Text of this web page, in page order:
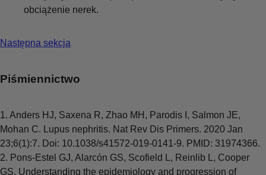
obciążenie nerek.
Następna sekcja
Piśmiennictwo
1. Anders HJ, Saxena R, Zhao MH, Parodis I, Salmon JE,
Mohan C. Lupus nephritis. Nat Rev Dis Primers. 2020 Jan
23;6(1):7. Doi: 10.1038/s41572-019-0141-9. PMID: 31974366.
2. Pons-Estel GJ, Alarcón GS, Scofield L, Reinlib L, Cooper
GS. Understanding the epidemiology and progression of